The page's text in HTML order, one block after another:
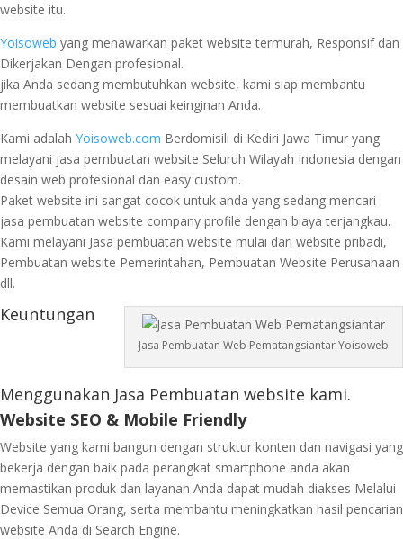
website itu.
Yoisoweb yang menawarkan paket website termurah, Responsif dan
Dikerjakan Dengan profesional.
jika Anda sedang membutuhkan website, kami siap membantu
membuatkan website sesuai keinginan Anda.
Kami adalah Yoisoweb.com Berdomisili di Kediri Jawa Timur yang
melayani jasa pembuatan website Seluruh Wilayah Indonesia dengan
desain web profesional dan easy custom.
Paket website ini sangat cocok untuk anda yang sedang mencari
jasa pembuatan website company profile dengan biaya terjangkau.
Kami melayani Jasa pembuatan website mulai dari website pribadi,
Pembuatan website Pemerintahan, Pembuatan Website Perusahaan
dll.
Jasa Pembuatan Web Pematangsiantar Yoisoweb
Keuntungan
Menggunakan Jasa Pembuatan website kami.
Website SEO & Mobile Friendly
Website yang kami bangun dengan struktur konten dan navigasi yang
bekerja dengan baik pada perangkat smartphone anda akan
memastikan produk dan layanan Anda dapat mudah diakses Melalui
Device Semua Orang, serta membantu meningkatkan hasil pencarian
website Anda di Search Engine.